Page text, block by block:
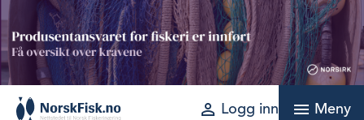
Skip
to
content
perm_identity Logg inn menu Meny